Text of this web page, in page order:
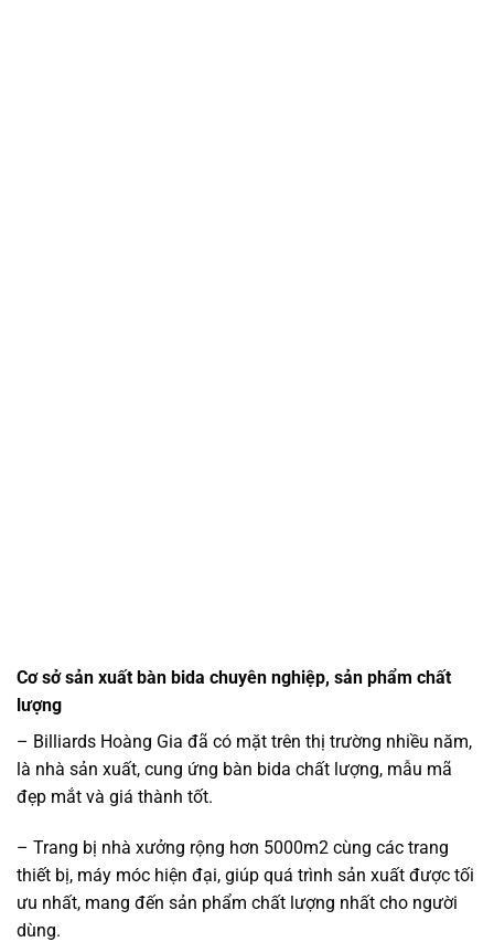
Cơ sở sản xuất bàn bida chuyên nghiệp, sản phẩm chất
lượng
– Billiards Hoàng Gia đã có mặt trên thị trường nhiều năm,
là nhà sản xuất, cung ứng bàn bida chất lượng, mẫu mã
đẹp mắt và giá thành tốt.
– Trang bị nhà xưởng rộng hơn 5000m2 cùng các trang
thiết bị, máy móc hiện đại, giúp quá trình sản xuất được tối
ưu nhất, mang đến sản phẩm chất lượng nhất cho người
dùng.